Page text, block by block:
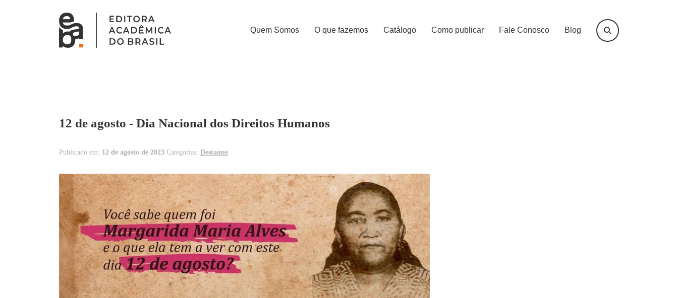
Quem Somos O que fazemos Catálogo Como publicar Fale Conosco Blog
12 de agosto - Dia Nacional dos Direitos Humanos
Publicado em: 12 de agosto de 2023 Categorias: Destaque